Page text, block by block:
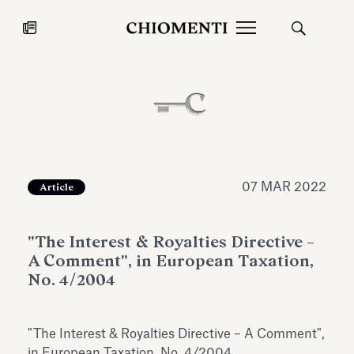
27 LUG 2026
mostra Marmora Romana
EcoVadis
Article 07 MAR 2022
"The Interest & Royalties Directive –
A Comment", in European Taxation,
No. 4/2004
"The Interest & Royalties Directive – A Comment",